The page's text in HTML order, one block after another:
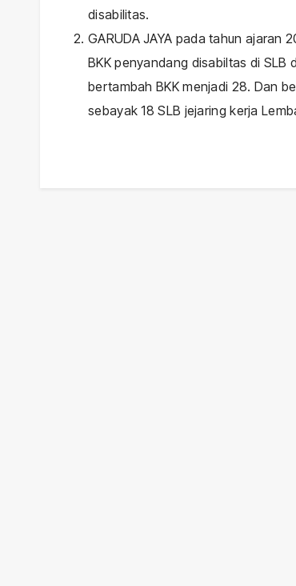
disabilitas.
GARUDA JAYA pada tahun
BKK penyandang disabiltas di
bertambah BKK menjadi 28. Dan
sebayak 18 SLB jejaring kerja